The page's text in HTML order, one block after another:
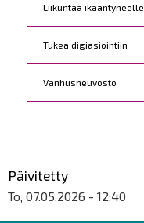
Liikuntaa ikääntyneelle
Tukea digiasiointiin
Vanhusneuvosto
Päivitetty
To, 07.05.2026 - 12:40